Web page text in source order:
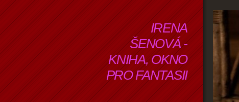
IRENA
ŠENOVÁ -
KNIHA, OKNO
PRO FANTASII